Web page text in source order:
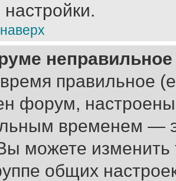
правильное
форум, настроены
временем —
можете изменить
общих